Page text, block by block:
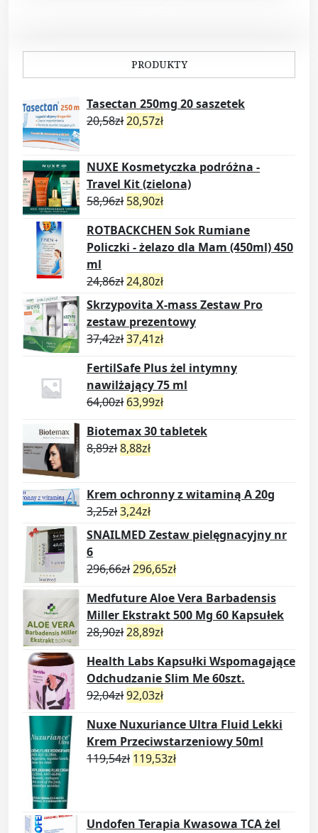
PRODUKTY
Tasectan 250mg 20 saszetek
20,58zł20,57zł
NUXE Kosmetyczka podróżna -
Travel Kit (zielona)
58,96zł 58,90zł
ROTBACKCHEN Sok Rumiane
Policzki - żelazo dla Mam (450ml) 450
ml
24,86zł24,80zł
Skrzypovita X-mass Zestaw Pro
zestaw prezentowy
37,42zł37,41zł
FertilSafe Plus żel intymny
nawilżający 75 ml
64,00zł 63,99zł
Biotemax 30 tabletek
8,89zł8,88zł
Krem ochronny z witaminą A 20g
3,25zł3,24zł
SNAILMED Zestaw pielęgnacyjny nr
6
296,66zł296,65zł
Medfuture Aloe Vera Barbadensis
Miller Ekstrakt 500 Mg 60 Kapsułek
28,90zł28,89zł
Health Labs Kapsułki Wspomagające
Odchudzanie Slim Me 60szt.
92,04zł92,03zł
Nuxe Nuxuriance Ultra Fluid Lekki
Krem Przeciwstarzeniowy 50ml
119,54zł 119,53zł
Undofen Terapia Kwasowa TCA żel